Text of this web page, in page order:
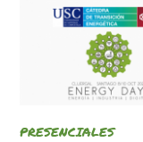
PRESENCIALES